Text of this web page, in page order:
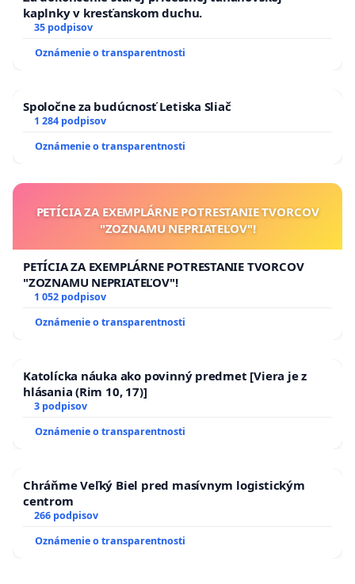
kaplnky v kresťanskom duchu.
35 podpisov
Oznámenie o transparentnosti
Spoločne za budúcnosť Letiska Sliač
1 284 podpisov
Oznámenie o transparentnosti
PETÍCIA ZA EXEMPLÁRNE POTRESTANIE TVORCOV
"ZOZNAMU NEPRIATEĽOV"!
PETÍCIA ZA EXEMPLÁRNE POTRESTANIE TVORCOV
"ZOZNAMU NEPRIATEĽOV"!
1 052 podpisov
Oznámenie o transparentnosti
Katolícka náuka ako povinný predmet [Viera je z
hlásania (Rim 10, 17)]
3 podpisov
Oznámenie o transparentnosti
Chráňme Veľký Biel pred masívnym logistickým
centrom
266 podpisov
Oznámenie o transparentnosti